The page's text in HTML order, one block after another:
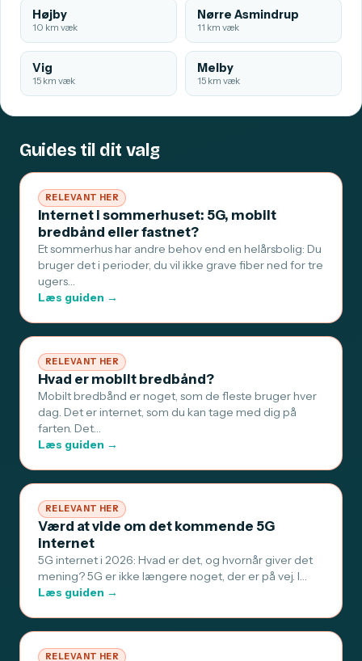
Højby
10 km væk
Nørre Asmindrup
11 km væk
Vig
15 km væk
Melby
15 km væk
Guides til dit valg
RELEVANT HER
Internet i sommerhuset: 5G, mobilt
bredbånd eller fastnet?
Et sommerhus har andre behov end en helårsbolig: Du
bruger det i perioder, du vil ikke grave fiber ned for tre
ugers…
Læs guiden →
RELEVANT HER
Hvad er mobilt bredbånd?
Mobilt bredbånd er noget, som de fleste bruger hver
dag. Det er internet, som du kan tage med dig på
farten. Det…
Læs guiden →
RELEVANT HER
Værd at vide om det kommende 5G
internet
5G internet i 2026: Hvad er det, og hvornår giver det
mening? 5G er ikke længere noget, der er på vej. I…
Læs guiden →
RELEVANT HER